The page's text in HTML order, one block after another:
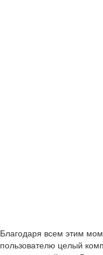
Благодаря всем этим
пользователю целый